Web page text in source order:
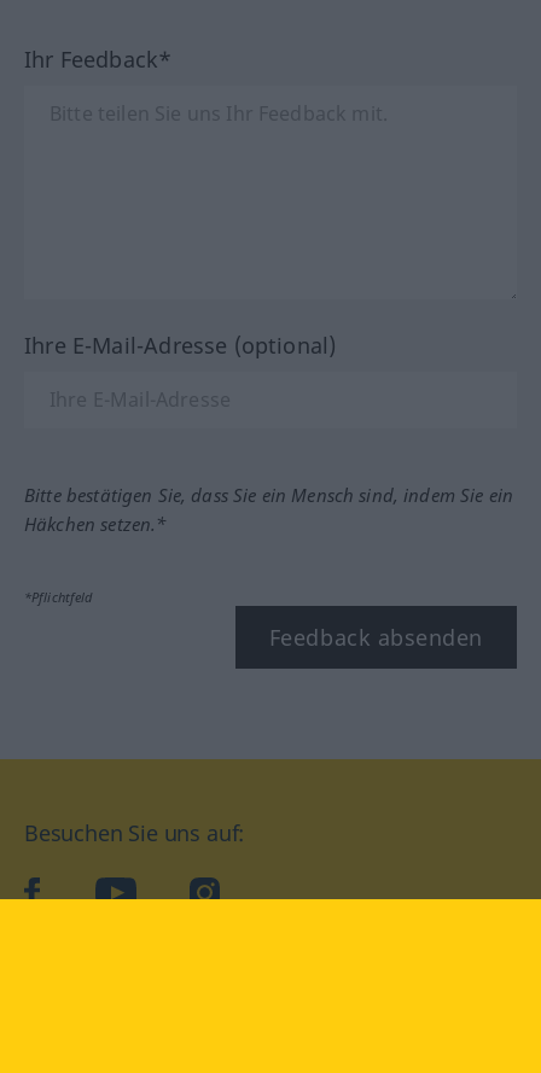
Ihr Feedback*
Ihre E-Mail-Adresse (optional)
Bitte bestätigen Sie, dass Sie ein Mensch sind, indem Sie ein
Häkchen setzen.*
*Pflichtfeld
Feedback absenden
Besuchen Sie uns auf:
facebookYouTube Instagram